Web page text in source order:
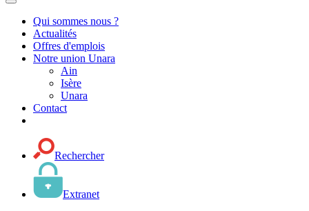
MENU
PRINCIPALQui sommes nous ?
Actualités
Offres d'emplois
Notre union Unara
Ain
Isère
Unara
Contact
Rechercher
Extranet